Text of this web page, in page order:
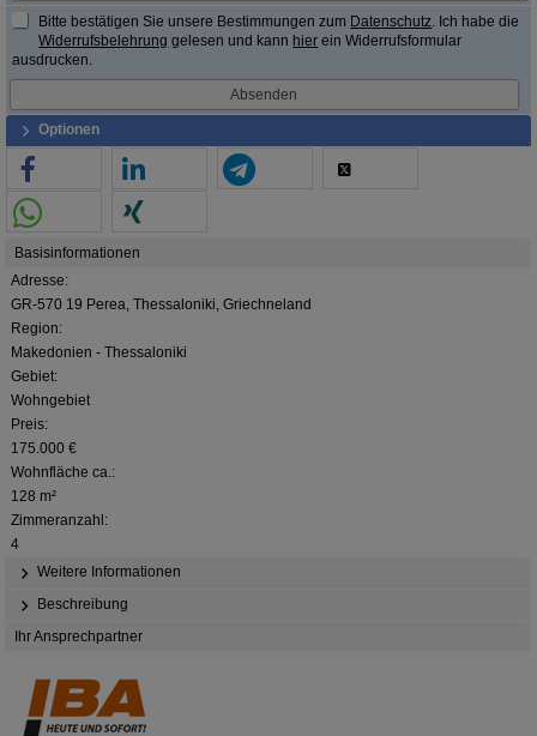
Bitte bestätigen Sie unsere Bestimmungen zum Datenschutz. Ich habe die
Widerrufsbelehrung gelesen und kann hier ein Widerrufsformular
ausdrucken.
Optionen
Basisinformationen
Adresse:
GR-570 19 Perea, Thessaloniki, Griechneland
Region:
Makedonien - Thessaloniki
Gebiet:
Wohngebiet
Preis:
175.000 €
Wohnfläche ca.:
128 m²
Zimmeranzahl:
4
Weitere Informationen
Beschreibung
Ihr Ansprechpartner